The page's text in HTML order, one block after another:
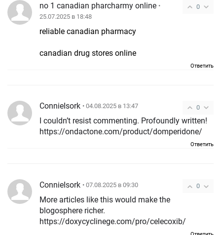
0
no 1 canadian pharcharmy online •
25.07.2025 в 18:48
reliable canadian pharmacy
canadian drug stores online
Ответить
0
ConnieIsork • 04.08.2025 в 13:47
I couldn’t resist commenting. Profoundly written!
https://ondactone.com/product/domperidone/
Ответить
0
ConnieIsork • 07.08.2025 в 09:30
More articles like this would make the
blogosphere richer.
https://doxycyclinege.com/pro/celecoxib/